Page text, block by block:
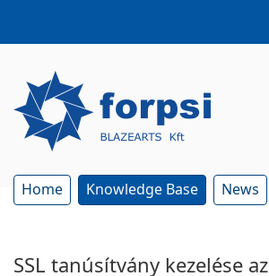
Home Knowledge Base News
SSL tanúsítvány kezelése az